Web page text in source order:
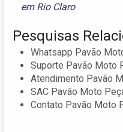
em Rio Claro
Pesquisas
Whatsapp Pavão
Suporte Pavão Moto
Atendimento Pavão
SAC Pavão Moto
Contato Pavão Moto